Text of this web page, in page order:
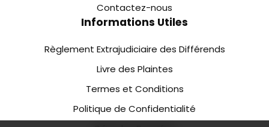
Contactez-nous
Informations Utiles
Règlement Extrajudiciaire des Différends
Livre des Plaintes
Termes et Conditions
Politique de Confidentialité